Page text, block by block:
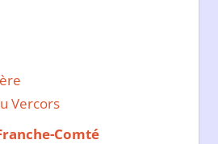
Vercors
Comté